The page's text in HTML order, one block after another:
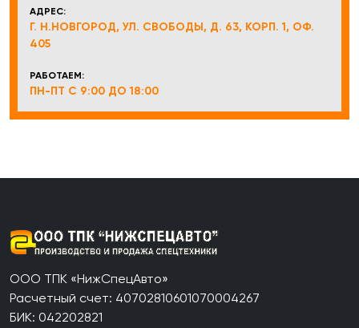
АДРЕС:
Г. Н.НОВГОРОД, УЛ. СВОБОДЫ, Д. 63, КОРП. 1, ОФ.
405
РАБОТАЕМ:
ПН-ПТ С 9:00 ДО 18:00
ООО ТПК «НижСпецАвто»
Расчетный счет: 40702810601070004267
БИК: 042202821